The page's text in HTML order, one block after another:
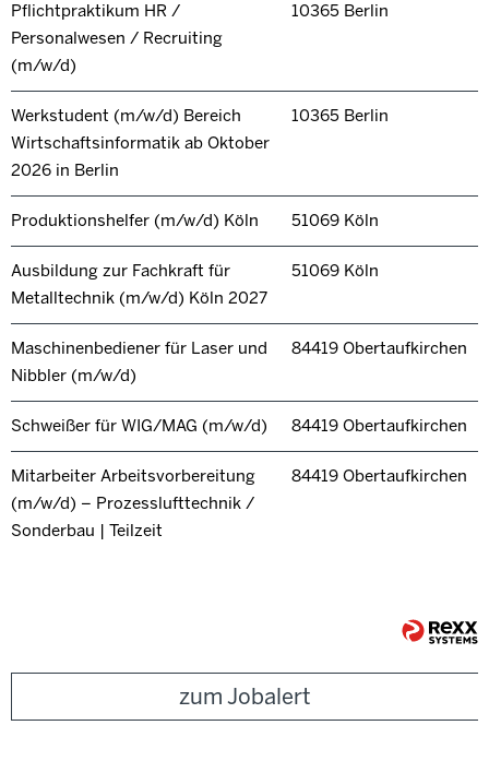
Pflichtpraktikum HR /
Personalwesen / Recruiting
(m/w/d)
10365 Berlin
Werkstudent (m/w/d) Bereich
Wirtschaftsinformatik ab Oktober
2026 in Berlin
10365 Berlin
Produktionshelfer (m/w/d) Köln 51069 Köln
Ausbildung zur Fachkraft für
Metalltechnik (m/w/d) Köln 2027
51069 Köln
Maschinenbediener für Laser und
Nibbler (m/w/d)
84419 Obertaufkirchen
Schweißer für WIG/MAG (m/w/d) 84419 Obertaufkirchen
Mitarbeiter Arbeitsvorbereitung
(m/w/d) – Prozesslufttechnik /
Sonderbau | Teilzeit
84419 Obertaufkirchen
zum Jobalert